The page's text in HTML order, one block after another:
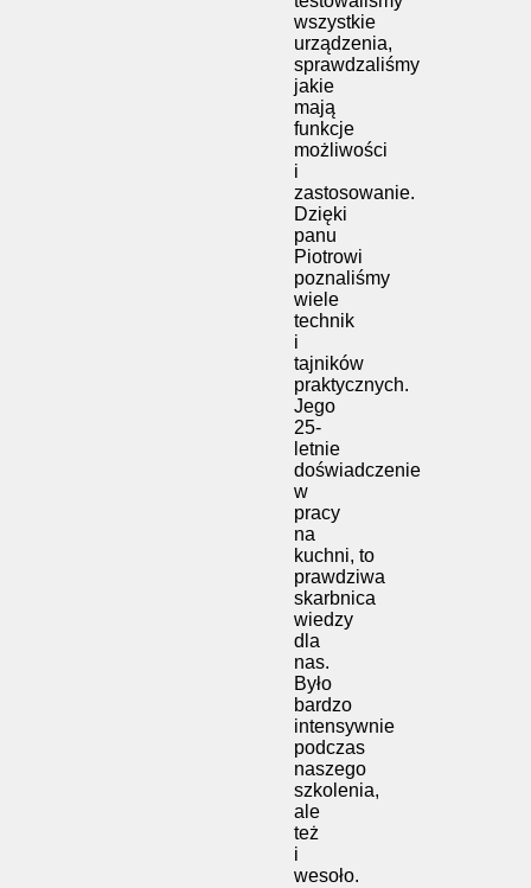
wszystkie
urządzenia,
sprawdzaliśmy
jakie
mają
funkcje
możliwości
i
zastosowanie.
Dzięki
panu
Piotrowi
poznaliśmy
wiele
technik
i
tajników
praktycznych.
Jego
25-
letnie
doświadczenie
w
pracy
na
kuchni, to
prawdziwa
skarbnica
wiedzy
dla
nas.
Było
bardzo
intensywnie
podczas
naszego
szkolenia,
ale
też
i
wesoło.